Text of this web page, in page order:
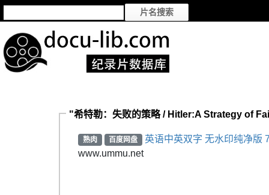
"希特勒：失败的策略 / Hitler:A Strategy of
熟肉 百度网盘
英语中英双字 无水印纯净版
www.ummu.net